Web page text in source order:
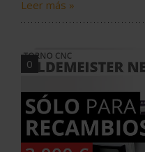
Leer más »
0